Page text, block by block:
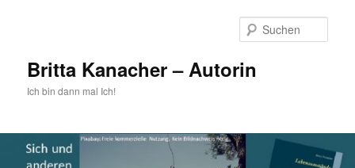
Britta Kanacher – Autorin
Ich bin dann mal Ich!